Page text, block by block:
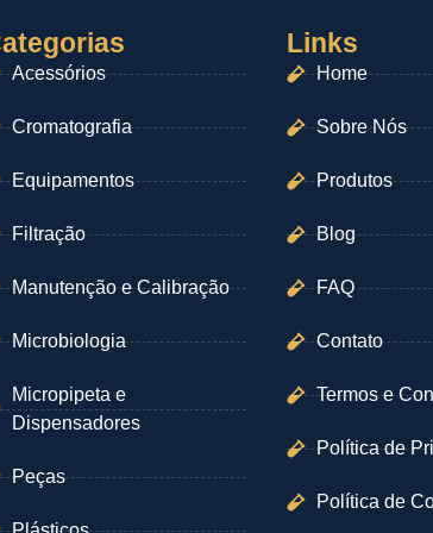
Acessórios
Cromatografia
Equipamentos
Filtração
Manutenção e Calibração
Microbiologia
Micropipeta e
Dispensadores
Peças
Links
Home
Sobre Nós
Produtos
Blog
FAQ
Contato
Termos e
Política de
Política de